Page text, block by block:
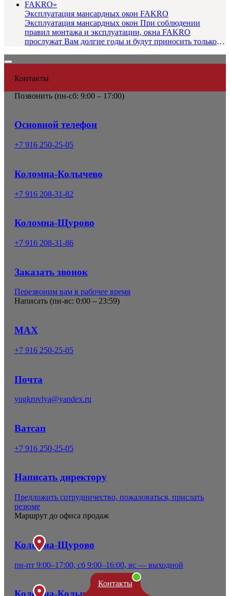
Эксплуатация мансардных окон FAKRO
Эксплуатация мансардных окон При соблюдении
правил монтажа и эксплуатации, окна FAKRO
прослужат Вам долгие годы и будут приносить только
Контакты
Контакты
Позвонить (пн-сб: 9:00 – 17:00)
Основной телефон
+7 916 250-25-05
Коломна-Колычево
+7 916 208-31-82
Коломна-Щурово
+7 916 208-31-86
Заказать звонок
Перезвоним вам в рабочее время
Написать (пн-вс: 0:00 – 23:59)
MAX
+7 916 250-25-05
Почта
yugkrovlya@yandex.ru
Ватсап
+7 916 250-25-05
Написать директору
Предложить сотрудничество, пожаловаться, прислать
резюме
Маршрут до офиса продаж
Коломна-Щурово
пн-пт 9:00–17:00, сб 9:00–16:00, вс — выходной